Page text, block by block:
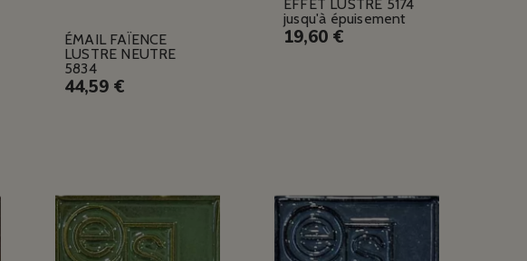
ÉMAIL FAÏENCE
LUSTRE NEUTRE
5834
44,59 €
EFFET LUSTRE 5174
jusqu'à épuisement
19,60 €